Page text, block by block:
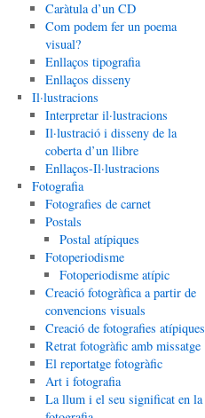
Caràtula d’un CD
Com podem fer un poema
visual?
Enllaços tipografia
Enllaços disseny
Il·lustracions
Interpretar il·lustracions
Il·lustració i disseny de la
coberta d’un llibre
Enllaços-Il·lustracions
Fotografia
Fotografies de carnet
Postals
Postal atípiques
Fotoperiodisme
Fotoperiodisme atípic
Creació fotogràfica a partir de
convencions visuals
Creació de fotografies atípiques
Retrat fotogràfic amb missatge
El reportatge fotogràfic
Art i fotografia
La llum i el seu significat en la